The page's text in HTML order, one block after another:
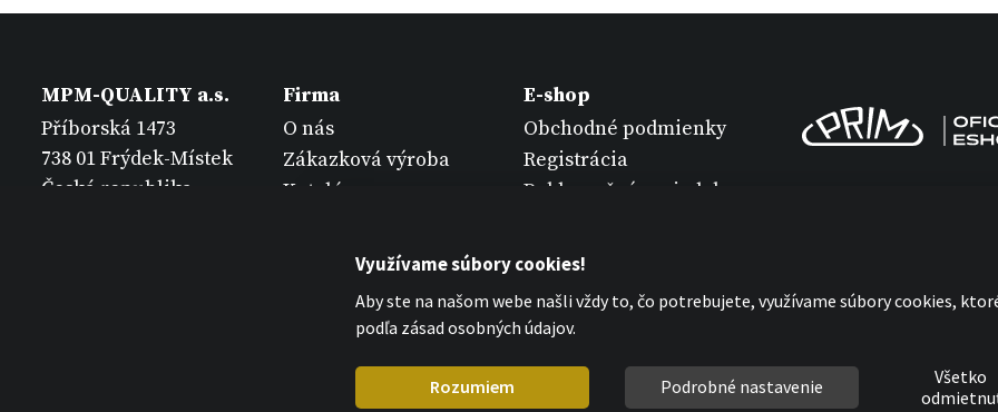
MPM-QUALITY a.s.
Příborská 1473
738 01 Frýdek-Místek
Česká republika
Firma
O nás
Zákazková výroba
Katalógy
E-shop
Obchodné podmienky
Registrácia
Reklamačný poriadok
Údržba hodiniek
údajov
Využívame súbory cookies!
Aby ste na našom webe našli vždy to, čo potrebujete, využívame súbory cookies,
podľa zásad osobných údajov.
Rozumiem Podrobné nastavenie
Všetko